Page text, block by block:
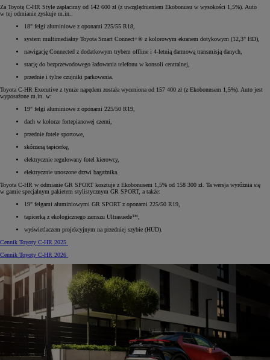
Za Toyotę C-HR Style zapłacimy od 142 600 zł (z uwzględnieniem Ekobonusu w wysokości 1,5%). Auto
w tej odmianie zyskuje m.in.:
18" felgi aluminiowe z oponami 225/55 R18,
system multimedialny Toyota Smart Connect+® z kolorowym ekranem dotykowym (12,3" HD),
nawigację Connected z dodatkowym trybem offline i 4-letnią darmową transmisją danych,
stację do bezprzewodowego ładowania telefonu w konsoli centralnej,
przednie i tylne czujniki parkowania.
Toyota C-HR Executive z tymże napędem została wyceniona od 157 400 zł (z Ekobonusem 1,5%). Auto jest
wyposażone m.in. w:
19" felgi aluminiowe z oponami 225/50 R19,
dach w kolorze fortepianowej czerni,
przednie fotele sportowe,
skórzaną tapicerkę,
elektrycznie regulowany fotel kierowcy,
elektrycznie unoszone drzwi bagażnika.
Toyota C-HR w odmianie GR SPORT kosztuje z Ekobonusem 1,5% od 158 300 zł. Ta wersja wyróżnia się
w gamie specjalnym pakietem stylistycznym GR SPORT, a także:
19" felgami aluminiowymi GR SPORT z oponami 225/50 R19,
tapicerką z ekologicznego zamszu Ultrasuede™,
wyświetlaczem projekcyjnym na przedniej szybie (HUD).
Cennik Toyoty C-HR 2025
Cennik Toyoty C-HR 2026